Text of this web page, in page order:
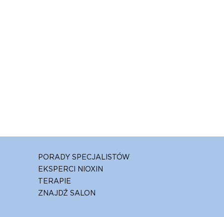
PORADY SPECJALISTÓW
EKSPERCI NIOXIN
TERAPIE
ZNAJDŹ SALON